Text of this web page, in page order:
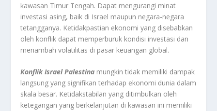
kawasan Timur Tengah. Dapat mengurangi minat
investasi asing, baik di Israel maupun negara-negara
tetangganya. Ketidakpastian ekonomi yang disebabkan
oleh konflik dapat memperburuk kondisi investasi dan
menambah volatilitas di pasar keuangan global.
Konflik Israel Palestina mungkin tidak memiliki dampak
langsung yang signifikan terhadap ekonomi dunia dalam
skala besar. Ketidakstabilan yang ditimbulkan oleh
ketegangan yang berkelanjutan di kawasan ini memiliki